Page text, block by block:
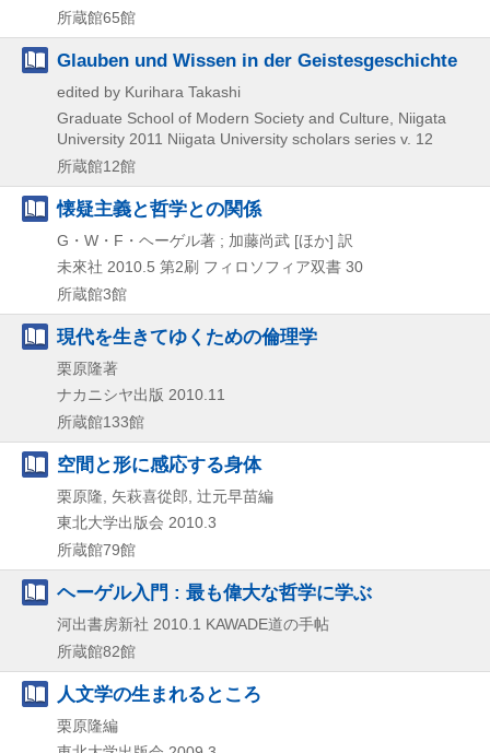
所蔵館65館
Glauben und Wissen in der Geistesgeschichte
edited by Kurihara Takashi
Graduate School of Modern Society and Culture, Niigata
University 2011 Niigata University scholars series v. 12
所蔵館12館
懐疑主義と哲学との関係
G・W・F・ヘーゲル著 ; 加藤尚武 [ほか] 訳
未來社 2010.5 第2刷 フィロソフィア双書 30
所蔵館3館
現代を生きてゆくための倫理学
栗原隆著
ナカニシヤ出版 2010.11
所蔵館133館
空間と形に感応する身体
栗原隆, 矢萩喜從郎, 辻元早苗編
東北大学出版会 2010.3
所蔵館79館
ヘーゲル入門 : 最も偉大な哲学に学ぶ
河出書房新社 2010.1 KAWADE道の手帖
所蔵館82館
人文学の生まれるところ
栗原隆編